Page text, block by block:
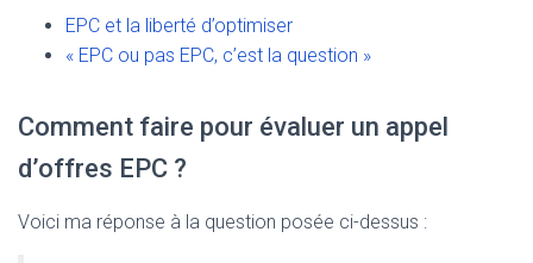
EPC et la liberté d’optimiser
« EPC ou pas EPC, c’est la question »
Comment faire pour évaluer un appel
d’offres EPC ?
Voici ma réponse à la question posée ci-dessus :